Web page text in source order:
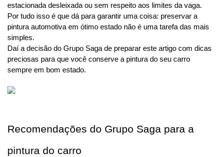
estacionada desleixada ou sem respeito aos limites da vaga.
Por tudo isso é que dá para garantir uma coisa: preservar a
pintura automotiva em ótimo estado não é uma tarefa das mais
simples.
Daí a decisão do Grupo Saga de preparar este artigo com dicas
preciosas para que você conserve a pintura do seu carro
sempre em bom estado.
Recomendações do Grupo Saga para a
pintura do carro